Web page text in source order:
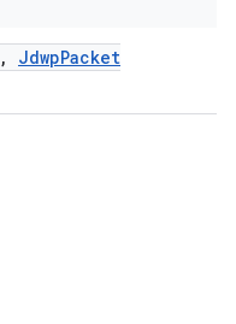
, JdwpPacket